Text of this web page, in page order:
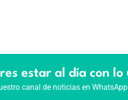
estar al día con lo
canal de noticias en